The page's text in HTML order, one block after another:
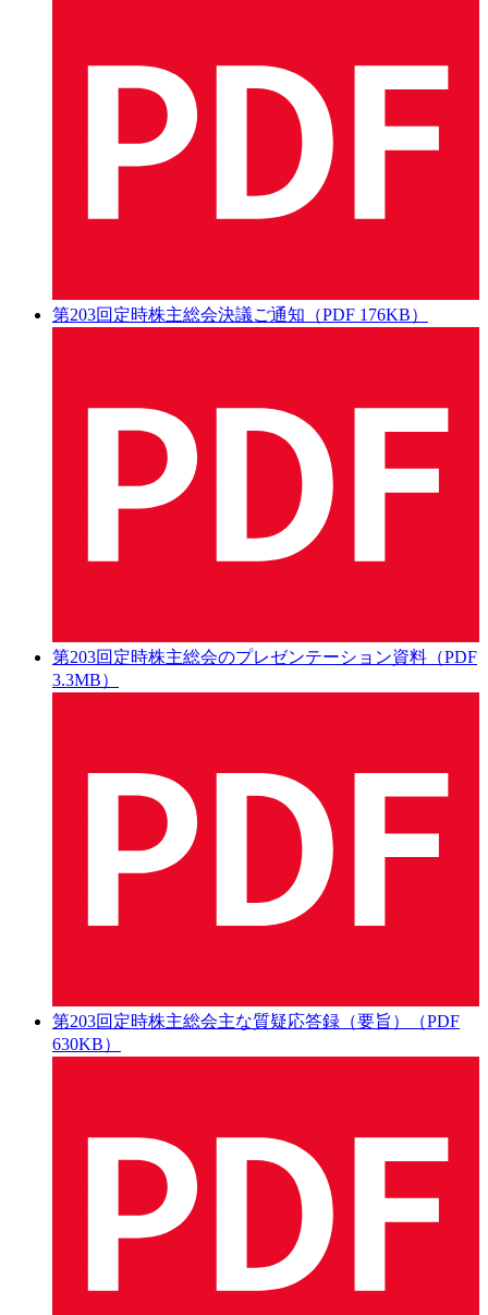
第203回定時株主総会決議ご通知（PDF 176KB）
第203回定時株主総会のプレゼンテーション資料（PDF
3.3MB）
第203回定時株主総会主な質疑応答録（要旨）（PDF
630KB）